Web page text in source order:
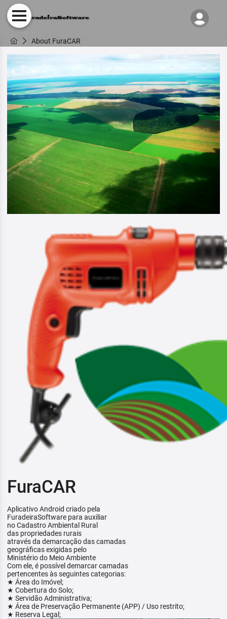
About FuraCAR
FuraCAR
Aplicativo Android criado pela
FuradeiraSoftware para auxiliar
no Cadastro Ambiental Rural
das propriedades rurais
através da demarcação das camadas
geográficas exigidas pelo
Ministério do Meio Ambiente
Com ele, é possível demarcar camadas
pertencentes às seguintes categorias:
★ Área do Imóvel;
★ Cobertura do Solo;
★ Servidão Administrativa;
★ Área de Preservação Permanente (APP) / Uso restrito;
★ Reserva Legal;